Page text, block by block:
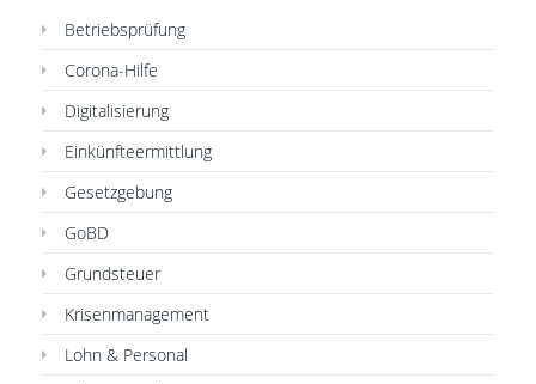
Betriebsprüfung
Corona-Hilfe
Digitalisierung
Einkünfteermittlung
Gesetzgebung
GoBD
Grundsteuer
Krisenmanagement
Lohn & Personal